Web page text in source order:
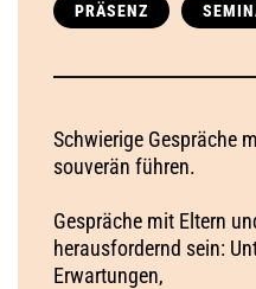
PRÄSENZ
Schwierige Gespräche
souverän führen.
Gespräche mit Eltern
herausfordernd sein:
Erwartungen,